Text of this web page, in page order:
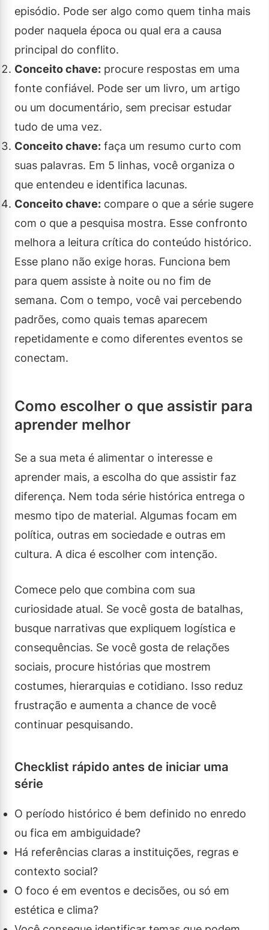
episódio. Pode ser algo como quem tinha mais
poder naquela época ou qual era a causa
principal do conflito.
Conceito chave: procure respostas em uma
fonte confiável. Pode ser um livro, um artigo
ou um documentário, sem precisar estudar
tudo de uma vez.
Conceito chave: faça um resumo curto com
suas palavras. Em 5 linhas, você organiza o
que entendeu e identifica lacunas.
Conceito chave: compare o que a série sugere
com o que a pesquisa mostra. Esse confronto
melhora a leitura crítica do conteúdo histórico.
Esse plano não exige horas. Funciona bem
para quem assiste à noite ou no fim de
semana. Com o tempo, você vai percebendo
padrões, como quais temas aparecem
repetidamente e como diferentes eventos se
conectam.
Como escolher o que assistir para
aprender melhor
Se a sua meta é alimentar o interesse e
aprender mais, a escolha do que assistir faz
diferença. Nem toda série histórica entrega o
mesmo tipo de material. Algumas focam em
política, outras em sociedade e outras em
cultura. A dica é escolher com intenção.
Comece pelo que combina com sua
curiosidade atual. Se você gosta de batalhas,
busque narrativas que expliquem logística e
consequências. Se você gosta de relações
sociais, procure histórias que mostrem
costumes, hierarquias e cotidiano. Isso reduz
frustração e aumenta a chance de você
continuar pesquisando.
Checklist rápido antes de iniciar uma
série
O período histórico é bem definido no enredo
ou fica em ambiguidade?
Há referências claras a instituições, regras e
contexto social?
O foco é em eventos e decisões, ou só em
estética e clima?